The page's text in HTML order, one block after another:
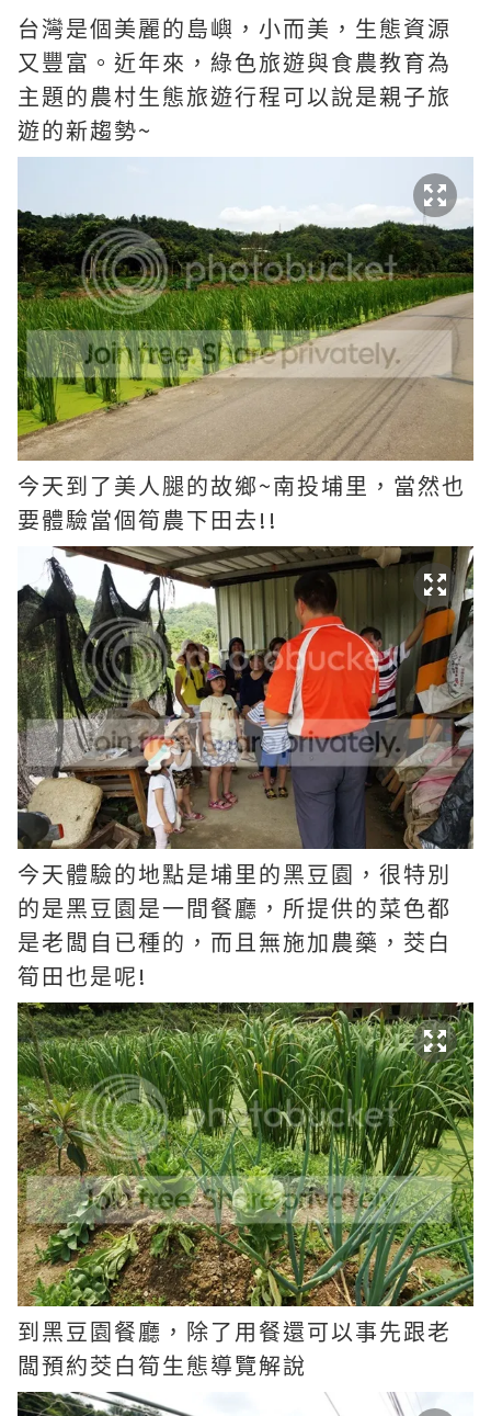
台灣是個美麗的島嶼，小而美，生態資源
又豐富。近年來，綠色旅遊與食農教育為
主題的農村生態旅遊行程可以說是親子旅
遊的新趨勢~
今天到了美人腿的故鄉~南投埔里，當然也
要體驗當個筍農下田去!!
今天體驗的地點是埔里的黑豆園，很特別
的是黑豆園是一間餐廳， 所提供的菜色都
是老闆自已種的，而且無施加農藥，茭白
筍田也是呢!
到黑豆園餐廳，除了用餐還可以事先跟老
闆預約茭白筍生態導覽解說